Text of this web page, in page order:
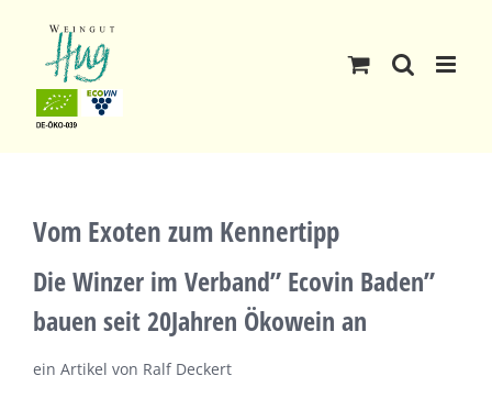
content
Vom Exoten zum Kennertipp
Die Winzer im Verband” Ecovin Baden”
bauen seit 20Jahren Ökowein an
ein Artikel von Ralf Deckert